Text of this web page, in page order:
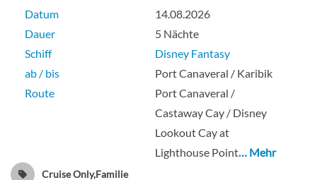
Datum
14.08.2026
Dauer
5 Nächte
Schiff
Disney Fantasy
ab / bis
Port Canaveral / Karibik
Route
Port Canaveral /
Castaway Cay / Disney
Lookout Cay at
Lighthouse Point… Mehr
Cruise Only,Familie